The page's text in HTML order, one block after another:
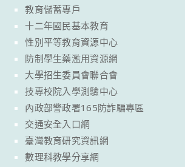
教育儲蓄專戶
十二年國民基本教育
性別平等教育資源中心
防制學生藥濫用資源網
大學招生委員會聯合會
技專校院入學測驗中心
內政部警政署165防詐騙專區
交通安全入口網
臺灣教育研究資訊網
數理科教學分享網